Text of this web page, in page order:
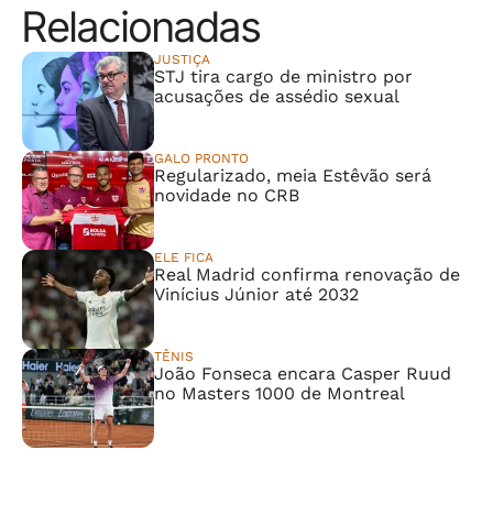
Relacionadas
JUSTIÇA
STJ tira cargo de ministro por
acusações de assédio sexual
GALO PRONTO
Regularizado, meia Estêvão será
novidade no CRB
ELE FICA
Real Madrid confirma renovação de
Vinícius Júnior até 2032
TÊNIS
João Fonseca encara Casper Ruud
no Masters 1000 de Montreal